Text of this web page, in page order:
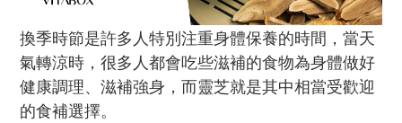
換季時節是許多人特別注重身體保養的時間，當天
氣轉涼時，很多人都會吃些滋補的食物為身體做好
健康調理、滋補強身，而靈芝就是其中相當受歡迎
的食補選擇。